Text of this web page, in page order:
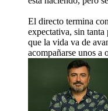
El directo termina
expectativa, sin
que la vida va de
acompañarse unos a